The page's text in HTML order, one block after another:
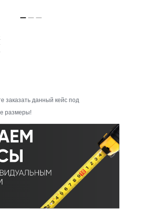
заказать данный кейс под
размеры!